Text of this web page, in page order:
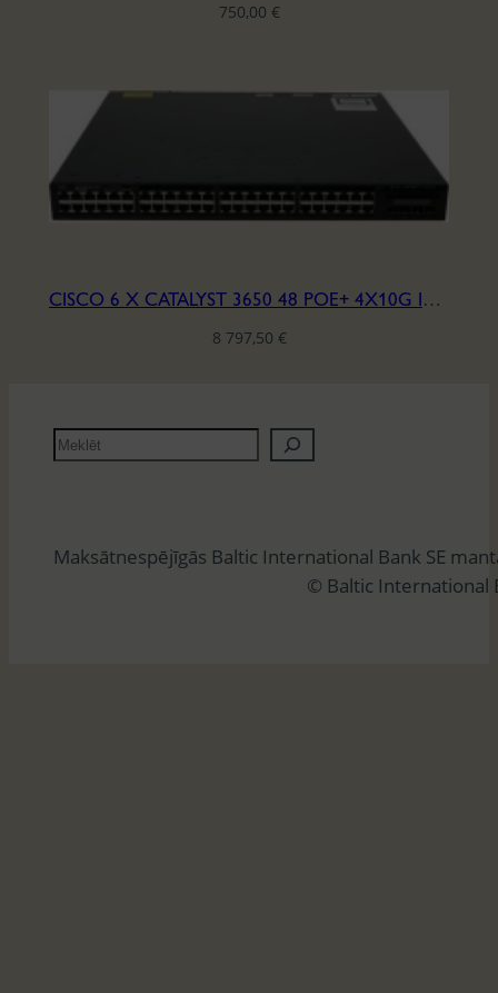
750,00 €
CISCO 6 X CATALYST 3650 48 POE+ 4X10G IPBASE LIC.
8 797,50 €
M
e
ē
Maksātnespējīgās Baltic International Bank SE
© Baltic International